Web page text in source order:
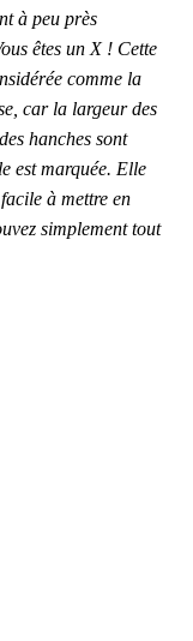
à peu près
êtes un X ! Cette
comme la
car la largeur des
hanches sont
est marquée. Elle
à mettre en
simplement tout